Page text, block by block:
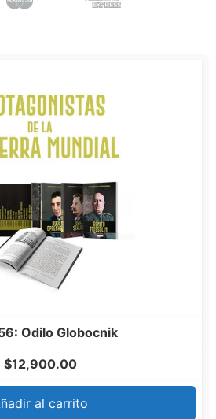
Odilo Globocnik
$12,900.00
al carrito